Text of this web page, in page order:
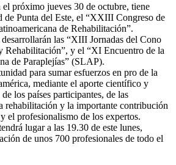
el próximo jueves 30 de octubre, tiene
de Punta del Este, el “XXIII Congreso de
de Rehabilitación”.
las “XIII Jornadas del Cono
Rehabilitación”, y el “XI Encuentro de la
de Paraplejías” (SLAP).
para sumar esfuerzos en pro de la
mediante el aporte científico y
los países participantes, de las
rehabilitación y la importante contribución
el profesionalismo de los expertos.
lugar a las 19.30 de este lunes,
de unos 700 profesionales de todo el